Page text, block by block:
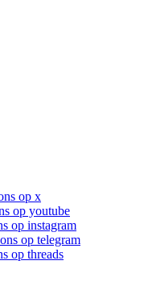
op x
op youtube
op instagram
op telegram
op threads